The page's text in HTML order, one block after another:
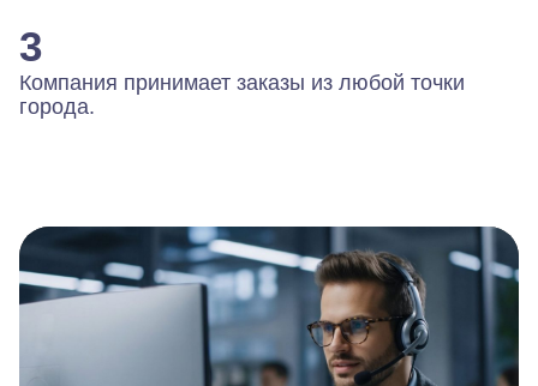
3
Компания принимает заказы из любой точки
города.